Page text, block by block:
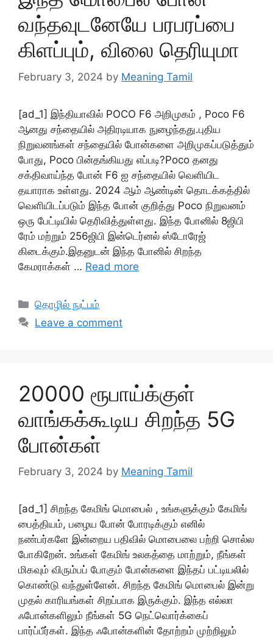
வந்தவுடனேயே பரபரப்பை
கிளப்பும், விலை தெரியுமா
February 3, 2024 by Meaning Tamil
[ad_1] இந்தியாவில் POCO F6 அறிமுகம் , Poco F6
ஆனது சந்தையில் அதிரடியாக நுழைந்தது.புதிய
நிறுவனங்கள் சந்தையில் போன்களை அறிமுகப்படுத்தும்
போது, ​​Poco பின்தங்கியது எப்படி?Poco தனது
சக்திவாய்ந்த போன் F6 ஐ சந்தையில் வெளியிட
தயாராக உள்ளது. 2024 ஆம் ஆண்டின் தொடக்கத்தில்
வெளியிடப்படும் இந்த போன் குறித்து Poco நிறுவனம்
ஒரு பேட்டியில் தெரிவித்துள்ளது. இந்த போனில் 8ஜிபி
ரேம் மற்றும் 256ஜிபி இன்டெர்னல் ஸ்டோரேஜ்
கிடைக்கும்.இதனுடன் இந்த போனில் சிறந்த
கேமராக்கள் … Read more
Categories
தொழில் நுட்பம்
Leave a comment
20000 ரூபாய்க்குள்
வாங்கக்கூடிய சிறந்த 5G
போன்கள்
February 3, 2024 by Meaning Tamil
[ad_1] சிறந்த கேமிங் மொபைல் , உங்களுக்கும் கேமிங்
பைத்தியம், பழைய போன் போரடிக்கும் எனில்
நண்பர்களே இன்றைய பதிவில் மொபைலை பற்றி சொல்ல
போகிறேன். உங்கள் கேமிங் உலகத்தை மாற்றும், நீங்கள்
மிகவும் விரும்பப் போகும் போன்களை இந்தப் பட்டியலில்
கொண்டு வந்துள்ளேன். சிறந்த கேமிங் மொபைல் இன்று
முதல் காரியங்கள் சிறப்பாக இருக்கும். இந்த எல்லா
ஃபோன்களிலும் நீங்கள் 5G நெட்வொர்க்கைப்
பார்ப்பீர்கள். இந்த ஃபோன்களின் தோற்றம் முற்றிலும்